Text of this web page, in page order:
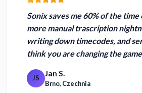
Sonixsaves me 60% of the time
more manual trascription
writing down timecodes, and
think you are changing the
JS Jan S.
Brno, Czechnia